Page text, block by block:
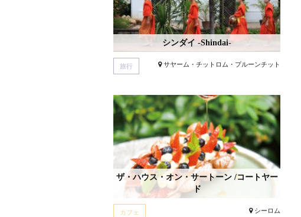
シンダイ -Shindai-
旅行 サヤーム・チットロム・プルーンチット
ザ・ハウス・オン・サートーン /コートヤー
ド
カフェ シーロム